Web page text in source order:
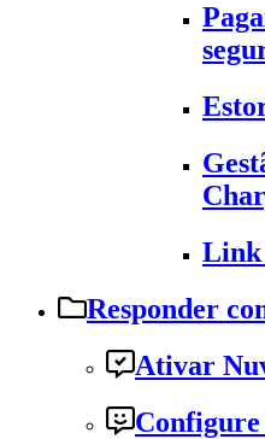
Link
Responder
Ativar
Configure